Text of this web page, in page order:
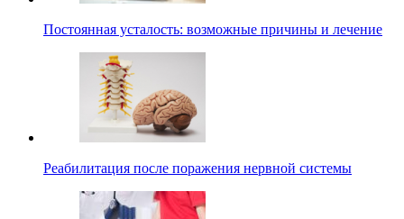
Постоянная усталость: возможные причины и лечение
Реабилитация после поражения нервной системы